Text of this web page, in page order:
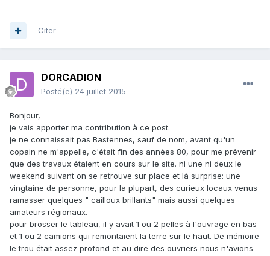
Citer
DORCADION
Posté(e) 24 juillet 2015
Bonjour,
je vais apporter ma contribution à ce post.
je ne connaissait pas Bastennes, sauf de nom, avant qu'un
copain ne m'appelle, c'était fin des années 80, pour me prévenir
que des travaux étaient en cours sur le site. ni une ni deux le
weekend suivant on se retrouve sur place et là surprise: une
vingtaine de personne, pour la plupart, des curieux locaux venus
ramasser quelques " cailloux brillants" mais aussi quelques
amateurs régionaux.
pour brosser le tableau, il y avait 1 ou 2 pelles à l'ouvrage en bas
et 1 ou 2 camions qui remontaient la terre sur le haut. De mémoire
le trou était assez profond et au dire des ouvriers nous n'avions